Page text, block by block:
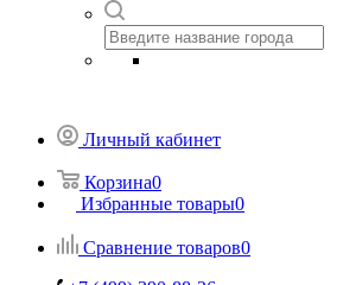
Личный кабинет
Корзина0
Избранные товары0
Сравнение товаров0